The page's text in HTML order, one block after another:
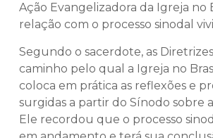
Ação Evangelizadora da Igreja no
relação com o processo sinodal
Segundo o sacerdote, as
caminho pelo qual a Igreja no
coloca em prática as reflexões e
surgidas a partir do Sínodo sobre
Ele recordou que o processo